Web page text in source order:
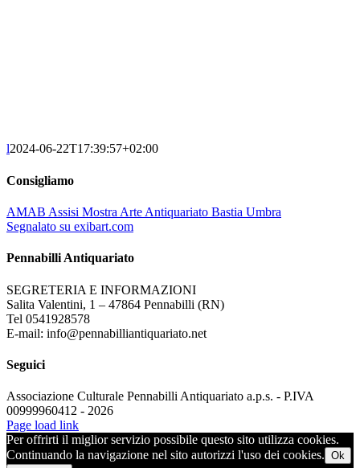
l2024-06-22T17:39:57+02:00
Consigliamo
AMAB Assisi Mostra Arte Antiquariato Bastia Umbra
Segnalato su exibart.com
Pennabilli Antiquariato
SEGRETERIA E INFORMAZIONI
Salita Valentini, 1 – 47864 Pennabilli (RN)
Tel 0541928578
E-mail: info@pennabilliantiquariato.net
Seguici
Associazione Culturale Pennabilli Antiquariato a.p.s. - P.IVA
00999960412 - 2026
Page load link
Per offrirti il miglior servizio possibile questo sito utilizza cookies.
Continuando la navigazione nel sito autorizzi l'uso dei cookies. Ok